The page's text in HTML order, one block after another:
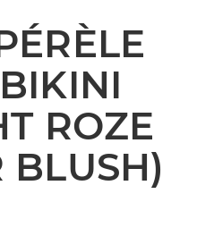
ROZE
BLUSH)